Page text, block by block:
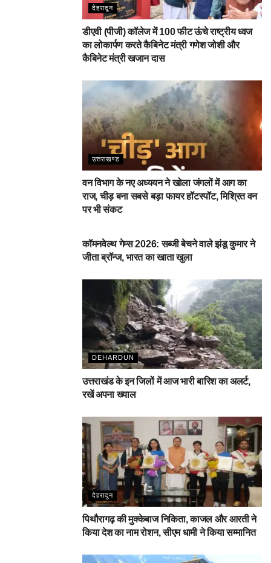
देहरादून
डीएवी (पीजी) कॉलेज में 100 फीट ऊंचे राष्ट्रीय ध्वज
का लोकार्पण करते कैबिनेट मंत्री गणेश जोशी और
कैबिनेट मंत्री खजान दास
उत्तराखण्ड
वन विभाग के नए अध्ययन ने खोला जंगलों में आग का
राज, चीड़ बना सबसे बड़ा फायर हॉटस्पॉट, मिश्रित वन
पर भी संकट
कॉमनवेल्थ गेम्स 2026: सब्जी बेचने वाले झंडू कुमार ने
जीता ब्रॉन्ज, भारत का खाता खुला
DEHARDUN
उत्तराखंड के इन जिलों में आज भारी बारिश का अलर्ट,
रखें अपना ख्याल
देहरादून
पिथौरागढ़ की मुक्केबाज निकिता, काजल और आरती ने
किया देश का नाम रोशन, सीएम धामी ने किया सम्मानित